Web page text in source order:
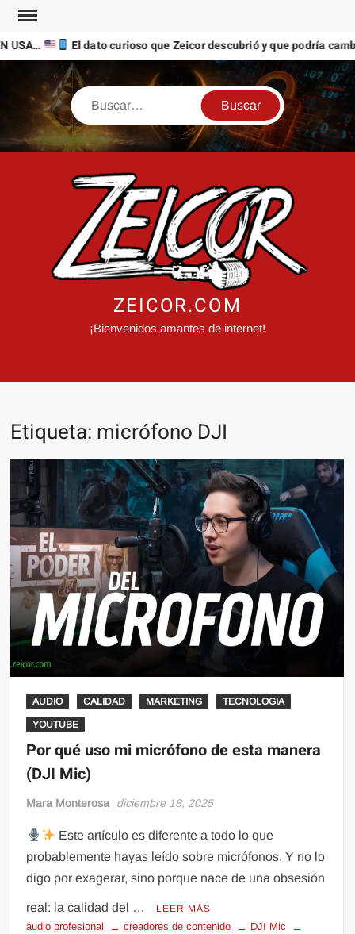
Saltar
contenido
USA… El dato curioso que Zeicor descubrió y que podría
Buscar
ZEICOR.COM
¡Bienvenidos amantes de internet!
Etiqueta: micrófono DJI
AUDIO CALIDAD MARKETING TECNOLOGIA
YOUTUBE
Por qué uso mi micrófono de esta manera
(DJI Mic)
Mara Monterosa diciembre 18, 2025
Este artículo es diferente a todo lo que
probablemente hayas leído sobre micrófonos. Y no lo
digo por exagerar, sino porque nace de una obsesión
real: la calidad del … LEER MÁS
audio profesional creadores de contenido
DJI Mic